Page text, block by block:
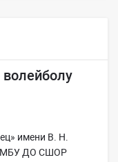
имени В. Н.
МБУ ДО СШОР